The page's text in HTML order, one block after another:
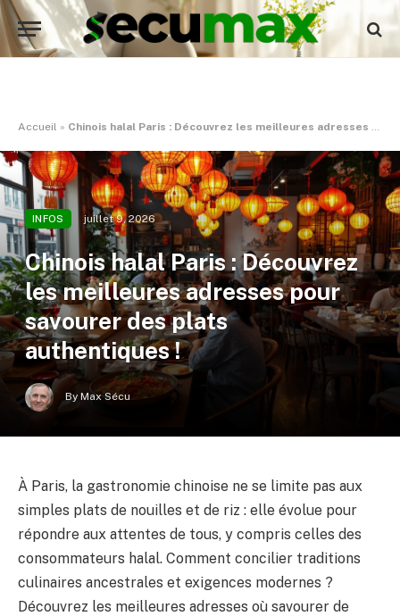
Accueil » Chinois halal Paris : Découvrez les meilleures adresses pour savourer des plats authentiques !
INFOS juillet 9, 2026
Chinois halal Paris : Découvrez
les meilleures adresses pour
savourer des plats
authentiques !
By Max Sécu
À Paris, la gastronomie chinoise ne se limite pas aux
simples plats de nouilles et de riz : elle évolue pour
répondre aux attentes de tous, y compris celles des
consommateurs halal. Comment concilier traditions
culinaires ancestrales et exigences modernes ?
Découvrez les meilleures adresses où savourer de